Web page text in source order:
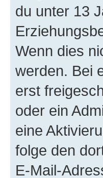
du unter 13
Wenn dies
werden. Bei
erst
oder ein
eine
folge den
E-Mail-